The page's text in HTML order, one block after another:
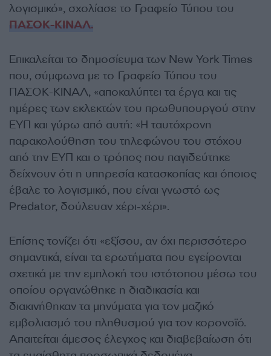
λογισμικό», σχολίασε το Γραφείο Τύπου του
ΠΑΣΟΚ-ΚΙΝΑΛ.
Επικαλείται το δημοσίευμα των New York Times
που, σύμφωνα με το Γραφείο Τύπου του
ΠΑΣΟΚ-ΚΙΝΑΛ, «αποκαλύπτει τα έργα και τις
ημέρες των εκλεκτών του πρωθυπουργού στην
ΕΥΠ και γύρω από αυτή: «Η ταυτόχρονη
παρακολούθηση του τηλεφώνου του στόχου
από την ΕΥΠ και ο τρόπος που παγιδεύτηκε
δείχνουν ότι η υπηρεσία κατασκοπίας και όποιος
έβαλε το λογισμικό, που είναι γνωστό ως
Predator, δούλευαν χέρι-χέρι».
Επίσης τονίζει ότι «εξίσου, αν όχι περισσότερο
σημαντικά, είναι τα ερωτήματα που εγείρονται
σχετικά με την εμπλοκή του ιστότοπου μέσω του
οποίου οργανώθηκε η διαδικασία και
διακινήθηκαν τα μηνύματα για τον μαζικό
εμβολιασμό του πληθυσμού για τον κορονοϊό.
Απαιτείται άμεσος έλεγχος και διαβεβαίωση ότι